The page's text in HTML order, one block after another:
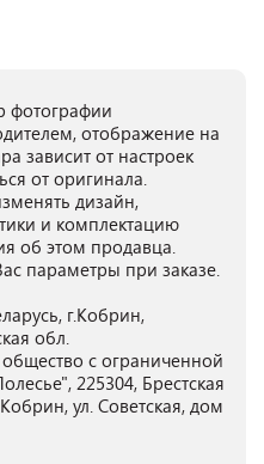
фотографии
отображение на
зависит от настроек
от оригинала.
дизайн,
и комплектацию
об этом продавца.
параметры при заказе.
г.Кобрин,
обл.
с ограниченной
225304, Брестская
ул. Советская, дом